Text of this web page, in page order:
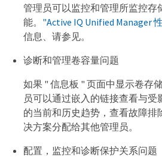
管理员可以监控和管理所监控存
能。 "Active IQ Unified Manager
信息、请参见。
诊断和管理卷容量问题
如果 " 信息板 " 页面中显示卷存
员可以通过嵌入的链接查看与受
的当前和历史趋势，查看故障排
决方案分配给其他管理员。
配置，监控和诊断保护关系问题